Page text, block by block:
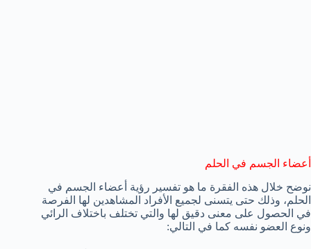
أعضاء الجسم في الحلم
نوضح خلال هذه الفقرة ما هو تفسير رؤية أعضاء الجسم في
الحلم، وذلك حتى يتسنى لجميع الأفراد المشاهدين لها الفرصة
في الحصول على معنى دقيق لها والتي تختلف باختلاف الرائي
ونوع العضو نفسه كما في التالي: